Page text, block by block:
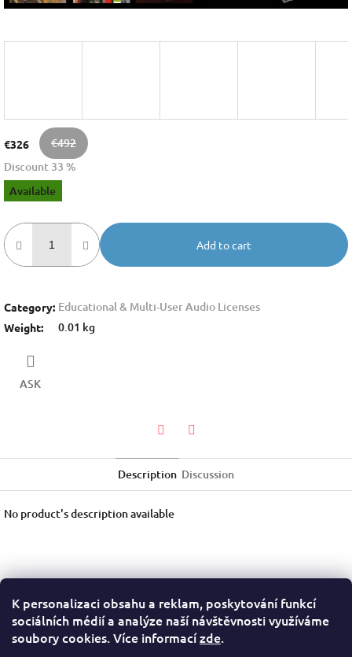
K personalizaci obsahu a reklam, poskytování funkcí
sociálních médií a analýze naší návštěvnosti využíváme
soubory cookies. Více informacízde.
€326
€492
Discount 33 %
Measure
price:
Available
Add to cart
Category: Educational & Multi-User Audio Licenses
Weight: 0.01 kg
ASK
Description Discussion
No product's description available
Terms of Service Privacy Policy